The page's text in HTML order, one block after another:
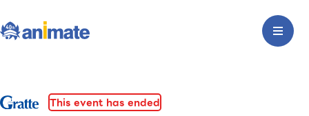
This event has ended